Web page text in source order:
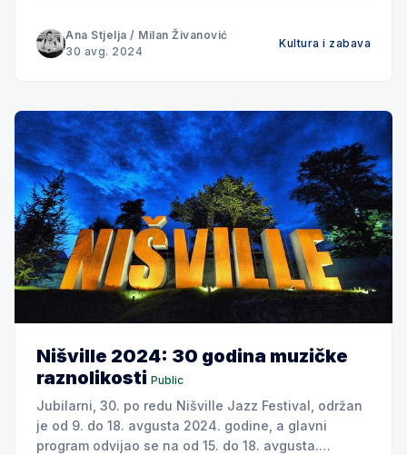
pronađena vatra, jer je to
Ana Stjelja / Milan Živanović
30 avg. 2024
Kultura i zabava
Nišville 2024: 30 godina muzičke
raznolikosti Public
Jubilarni, 30. po redu Nišville Jazz Festival, održan
je od 9. do 18. avgusta 2024. godine, a glavni
program odvijao se na od 15. do 18. avgusta.